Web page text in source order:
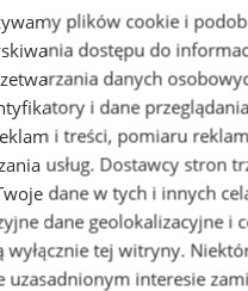
Bałtykiem w
Morze
plików cookie i
dostępu do
danych
i dane
i treści, pomiaru
usług. Dostawcy stron
dane w tych i innych
dane geolokalizacyjne i
tej witryny.
uzasadnionym interesie